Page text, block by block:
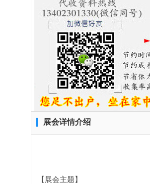
展会详情介绍
【展会主题】